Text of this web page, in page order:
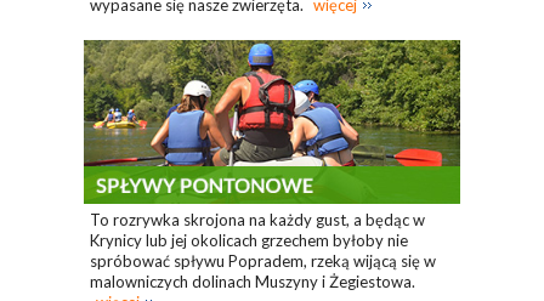
wypasane się nasze zwierzęta. więcej
To rozrywka skrojona na każdy gust, a będąc w
Krynicy lub jej okolicach grzechem byłoby nie
spróbować spływu Popradem, rzeką wijącą się w
malowniczych dolinach Muszyny i Żegiestowa.